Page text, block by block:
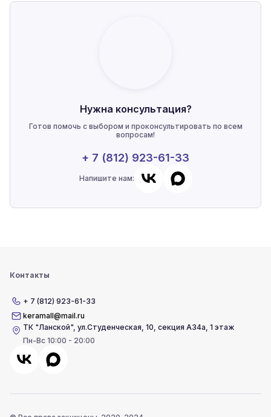
Нужна консультация?
Готов помочь с выбором и проконсультировать по всем
вопросам!
+ 7 (812) 923-61-33
Напишите нам:
Контакты
+ 7 (812) 923-61-33
keramall@mail.ru
ТК "Ланской",ул.Студенческая, 10, секция А34а, 1 этаж
Пн-Вс 10:00 - 20:00